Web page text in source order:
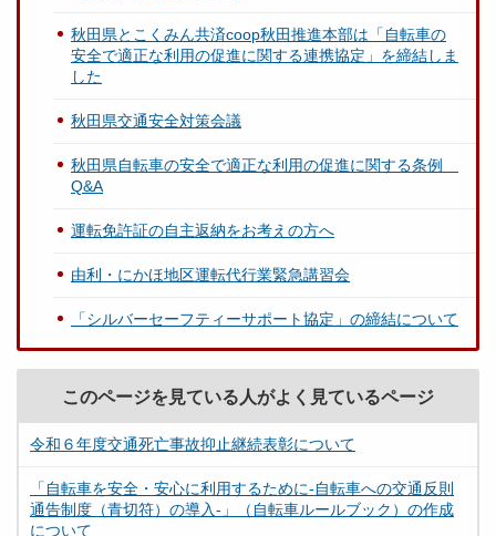
秋田県とこくみん共済coop秋田推進本部は「自転車の
安全で適正な利用の促進に関する連携協定」を締結しま
した
秋田県交通安全対策会議
秋田県自転車の安全で適正な利用の促進に関する条例
Q&A
運転免許証の自主返納をお考えの方へ
由利・にかほ地区運転代行業緊急講習会
「シルバーセーフティーサポート協定」の締結について
このページを見ている人がよく見ているページ
令和６年度交通死亡事故抑止継続表彰について
「自転車を安全・安心に利用するために-自転車への交通反則
通告制度（青切符）の導入-」（自転車ルールブック）の作成
について